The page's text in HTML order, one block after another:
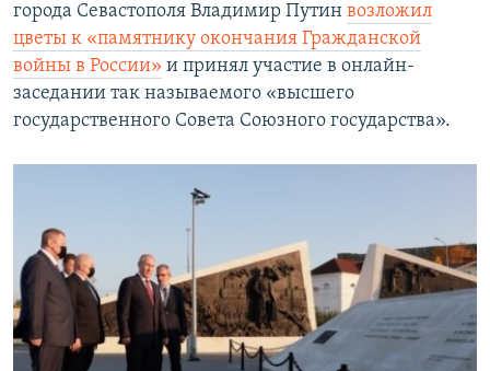
города Севастополя Владимир Путин возложил
цветы к «памятнику окончания Гражданской
войны в России» и принял участие в онлайн-
заседании так называемого «высшего
государственного Совета Союзного государства».